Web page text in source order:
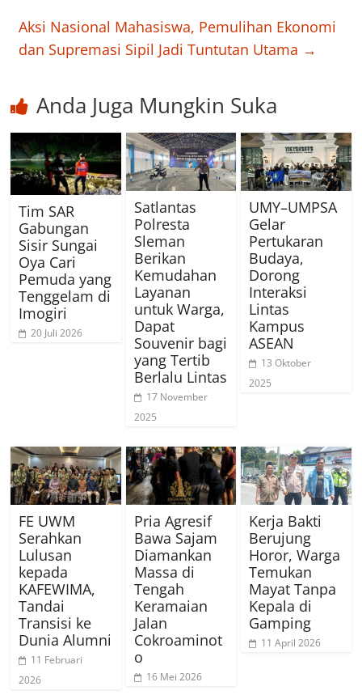
Aksi Nasional Mahasiswa, Pemulihan Ekonomi
dan Supremasi Sipil Jadi Tuntutan Utama →
Anda Juga Mungkin Suka
Tim SAR
Gabungan
Sisir Sungai
Oya Cari
Pemuda yang
Tenggelam di
Imogiri
20 Juli 2026
Satlantas
Polresta
Sleman
Berikan
Kemudahan
Layanan
untuk Warga,
Dapat
Souvenir bagi
yang Tertib
Berlalu Lintas
17 November
2025
UMY–UMPSA
Gelar
Pertukaran
Budaya,
Dorong
Interaksi
Lintas
Kampus
ASEAN
13 Oktober
2025
FE UWM
Serahkan
Lulusan
kepada
KAFEWIMA,
Tandai
Transisi ke
Dunia Alumni
11 Februari
2026
Pria Agresif
Bawa Sajam
Diamankan
Massa di
Tengah
Keramaian
Jalan
Cokroaminot
o
16 Mei 2026
Kerja Bakti
Berujung
Horor, Warga
Temukan
Mayat Tanpa
Kepala di
Gamping
11 April 2026